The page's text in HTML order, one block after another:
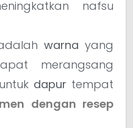
nafsu
warna yang
merangsang
dapur tempat
dengan resep